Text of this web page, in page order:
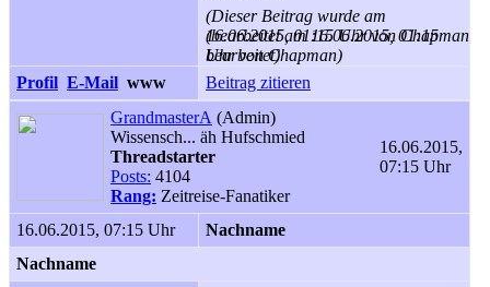
(Dieser Beitrag wurde am
16.06.2015, 01:15 Uhr von Chapman
bearbeitet)
(bearbeitet am 16.06.2015, 01:15
Uhr von Chapman)
Profil E-Mail www
Beitrag zitieren
GrandmasterA (Admin)
Wissensch... äh Hufschmied
Threadstarter
Posts: 4104
Rang: Zeitreise-Fanatiker
16.06.2015,
07:15 Uhr
16.06.2015, 07:15 Uhr
Nachname
Nachname